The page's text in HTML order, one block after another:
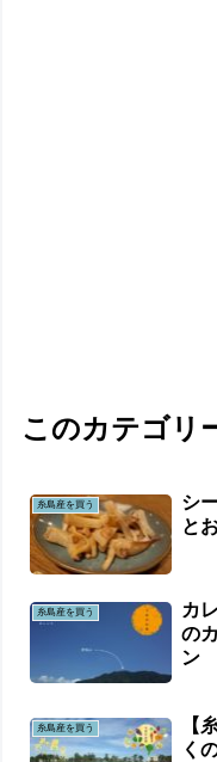
このカテゴリ
糸島産を買う
シ
と
糸島産を買う
カ
の
ン
糸島産を買う
【
く